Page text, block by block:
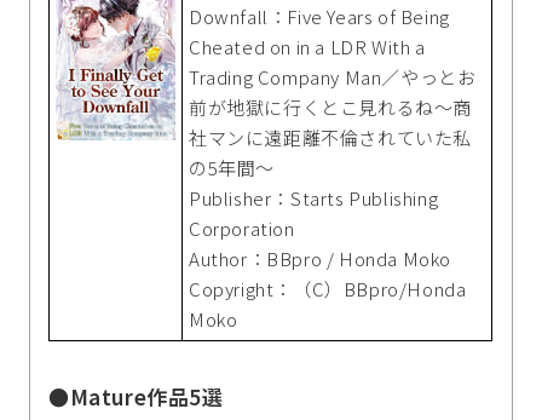
Downfall：Five Years of Being
Cheated on in a LDR With a
Trading Company Man／やっとお
前が地獄に行くとこ見れるね～商
社マンに遠距離不倫されていた私
の5年間～
Publisher：Starts Publishing
Corporation
Author：BBpro / Honda Moko
Copyright：（C）BBpro/Honda
Moko
●Mature作品5選